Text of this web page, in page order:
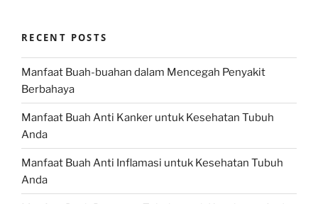
RECENT POSTS
Manfaat Buah-buahan dalam Mencegah Penyakit
Berbahaya
Manfaat Buah Anti Kanker untuk Kesehatan Tubuh
Anda
Manfaat Buah Anti Inflamasi untuk Kesehatan Tubuh
Anda